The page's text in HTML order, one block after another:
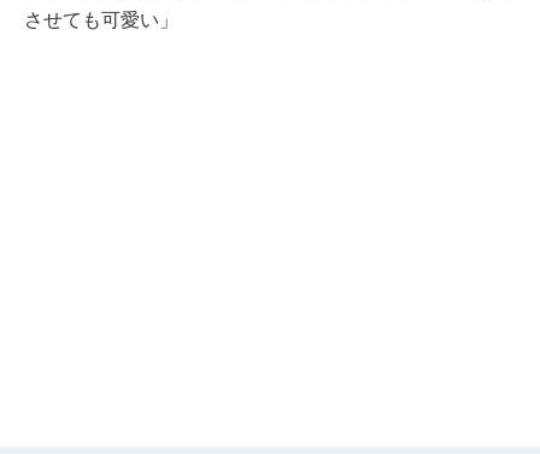
させても可愛い」